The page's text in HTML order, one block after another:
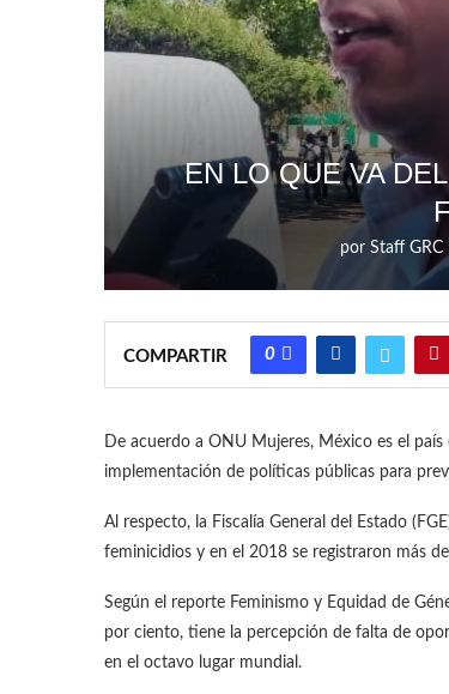
EN LO QUE VA
por Staff
COMPARTIR 0
De acuerdo a ONU Mujeres, México es el
implementación de políticas públicas para
Al respecto, la Fiscalía General del Estado
feminicidios y en el 2018 se registraron más
Según el reporte Feminismo y Equidad de
por ciento, tiene la percepción de falta de
en el octavo lugar mundial.